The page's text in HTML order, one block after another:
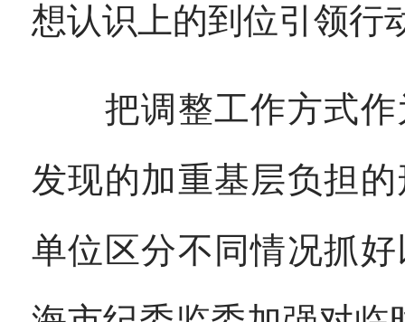
想认识上的到位引领行
把调整工作方式作
发现的加重基层负担
单位区分不同情况抓